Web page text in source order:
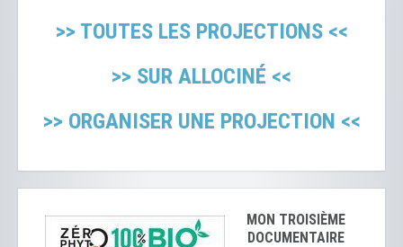
>> TOUTES LES PROJECTIONS <<
>> SUR ALLOCINÉ <<
>> ORGANISER UNE PROJECTION <<
MON TROISIÈME
DOCUMENTAIRE